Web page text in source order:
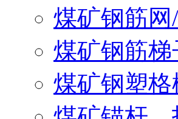
煤矿钢筋
煤矿钢筋
煤矿钢塑格